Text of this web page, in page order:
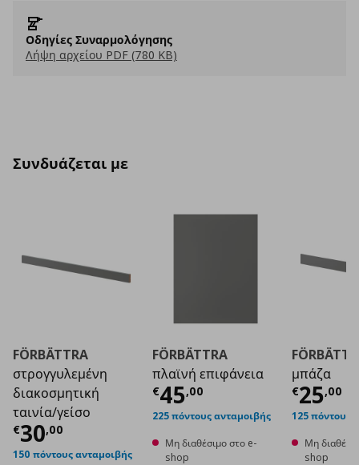
Οδηγίες Συναρμολόγησης
Λήψη αρχείου PDF (780 KB)
Συνδυάζεται με
FÖRBÄTTRA
στρογγυλεμένη
διακοσμητική
ταινία/γείσο
€30,00
Τρέχουσα τιμή € 30,00
150 πόντους ανταμοιβής
FÖRBÄTTRA
πλαϊνή επιφάνεια
€45,00
Τρέχουσα τιμή€
225 πόντους ανταμοιβής
Μη διαθέσιμο στο e-
shop
μπάζα
€25,00
125 πόντους
Μη
shop